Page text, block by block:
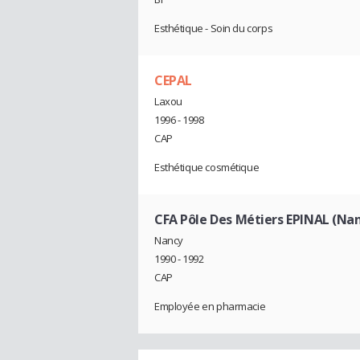
Esthétique - Soin du corps
CEPAL
Laxou
1996 - 1998
CAP
Esthétique cosmétique
CFA Pôle Des Métiers EPINAL
Nancy
1990 - 1992
CAP
Employée en pharmacie